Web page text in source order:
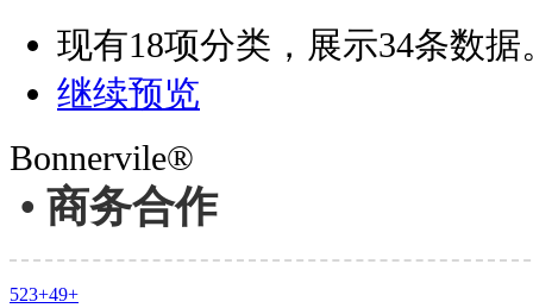
现有18项分类，展示34条数据
继续预览
Bonnervile®
• 商务合作
523+49+